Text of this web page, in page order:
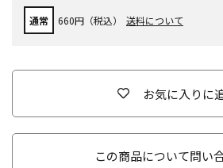
通常 660円（税込） 送料について
お気に入りに
この商品について問い